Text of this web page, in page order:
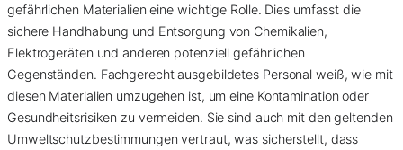
gefährlichen Materialien eine wichtige Rolle. Dies umfasst die
sichere Handhabung und Entsorgung von Chemikalien,
Elektrogeräten und anderen potenziell gefährlichen
Gegenständen. Fachgerecht ausgebildetes Personal weiß, wie mit
diesen Materialien umzugehen ist, um eine Kontamination oder
Gesundheitsrisiken zu vermeiden. Sie sind auch mit den geltenden
Umweltschutzbestimmungen vertraut, was sicherstellt, dass